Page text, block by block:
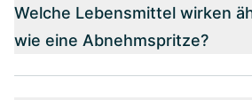
Welche Lebensmittel wirken
wie eine Abnehmspritze?